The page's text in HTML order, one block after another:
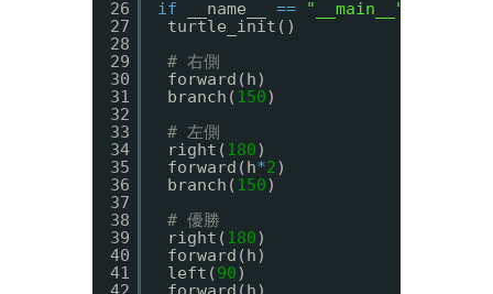
26
27
28
29
30
31
32
33
34
35
36
37
38
39
40
41
if
__name__ == "__main__"
turtle_init()
# 右側
forward(h)
branch( 150)
# 左側
right( 180)
forward(h*2)
branch( 150)
# 優勝
right( 180)
forward(h)
left(90)